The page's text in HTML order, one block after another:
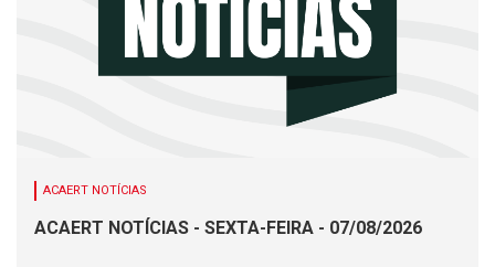
ACAERT NOTÍCIAS
ACAERT NOTÍCIAS - SEXTA-FEIRA - 07/08/2026